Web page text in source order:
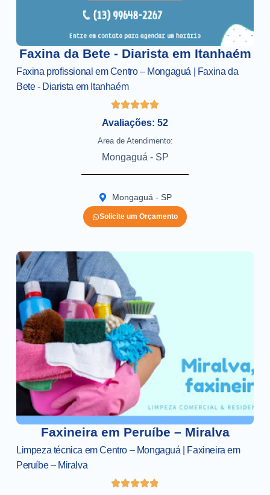
Faxina da Bete - Diarista em Itanhaém
Faxina profissional em Centro – Mongaguá | Faxina da
Bete - Diarista em Itanhaém
Avaliações: 52
Area de Atendimento:
Mongaguá - SP
Mongaguá - SP
Solicite um Orçamento
Faxineira em Peruíbe – Miralva
Limpeza técnica em Centro – Mongaguá | Faxineira em
Peruíbe – Miralva